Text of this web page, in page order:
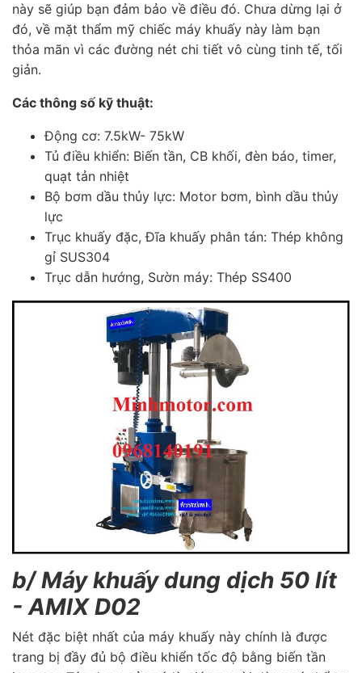
này sẽ giúp bạn đảm bảo về điều đó. Chưa dừng lại ở
đó, về mặt thẩm mỹ chiếc máy khuấy này làm bạn
thỏa mãn vì các đường nét chi tiết vô cùng tinh tế, tối
giản.
Các thông số kỹ thuật:
Động cơ: 7.5kW- 75kW
Tủ điều khiển: Biến tần, CB khối, đèn báo, timer,
quạt tản nhiệt
Bộ bơm dầu thủy lực: Motor bơm, bình dầu thủy
lực
Trục khuấy đặc, Đĩa khuấy phân tán: Thép không
gỉ SUS304
Trục dẫn hướng, Sườn máy: Thép SS400
b/ Máy khuấy dung dịch 50 lít
- AMIX D02
Nét đặc biệt nhất của máy khuấy này chính là được
trang bị đầy đủ bộ điều khiển tốc độ bằng biến tần